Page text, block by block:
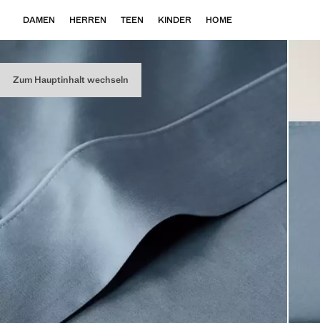
Zum Hauptinhalt wechseln
DAMEN HERREN TEEN KINDER HOME